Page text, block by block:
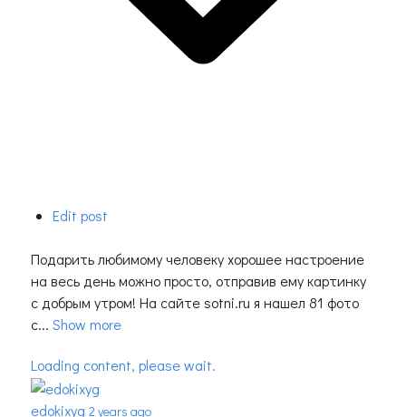
Edit post
Подарить любимому человеку хорошее настроение
на весь день можно просто, отправив ему картинку
с добрым утром! На сайте sotni.ru я нашел 81 фото
с... Show more
Loading content, please wait.
edokixyg 2 years ago